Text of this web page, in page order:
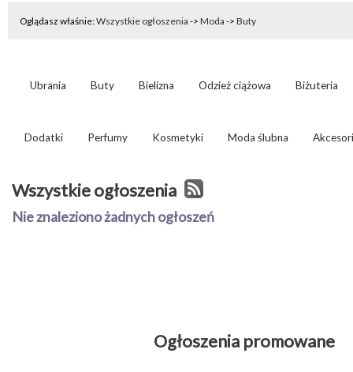
Oglądasz właśnie:Wszystkie ogłoszenia -> Moda -> Buty
Ubrania Buty Bielizna Odzież ciążowa Biżuteria
Dodatki Perfumy Kosmetyki Moda ślubna
Wszystkie ogłoszenia
Nie znaleziono żadnych ogłoszeń
Ogłoszenia promowane